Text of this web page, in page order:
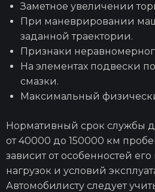
Заметное увеличении
При маневрировании
заданной траектории.
Признаки
На элементах подвески
смазки.
Максимальный
Нормативный срок службы
от 40000 до 150000 км
зависит от особенностей
нагрузок и условий
Автомобилисту следует